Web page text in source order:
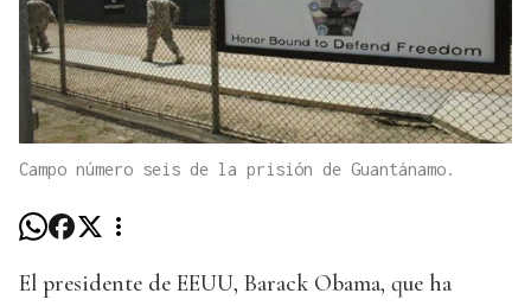
Campo número seis de la prisión de Guantánamo.
El presidente de EEUU, Barack Obama, que ha